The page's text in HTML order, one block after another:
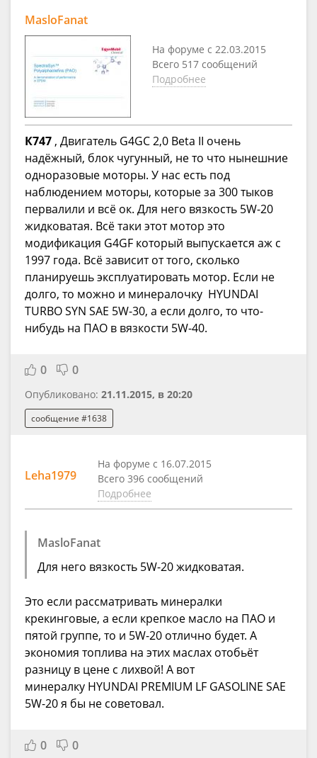
MasloFanat
На форуме с 22.03.2015
Всего 517 сообщений
Подробнее
К747 , Двигатель G4GC 2,0 Beta II очень
надёжный, блок чугунный, не то что нынешние
одноразовые моторы. У нас есть под
наблюдением моторы, которые за 300 тыков
первалили и всё ок. Для него вязкость 5W-20
жидковатая. Всё таки этот мотор это
модификация G4GF который выпускается аж с
1997 года. Всё зависит от того, сколько
планируешь эксплуатировать мотор. Если не
долго, то можно и минералочку HYUNDAI
TURBO SYN SAE 5W-30, а если долго, то что-
нибудь на ПАО в вязкости 5W-40.
0 0
Опубликовано: 21.11.2015, в 20:20
сообщение #1638
Leha1979
На форуме с 16.07.2015
Всего 396 сообщений
Подробнее
MasloFanat
Для него вязкость 5W-20 жидковатая.
Это если рассматривать минералки
крекинговые, а если крепкое масло на ПАО и
пятой группе, то и 5W-20 отлично будет. А
экономия топлива на этих маслах отобьёт
разницу в цене с лихвой! А вот
минералку HYUNDAI PREMIUM LF GASOLINE SAE
5W-20 я бы не советовал.
0 0